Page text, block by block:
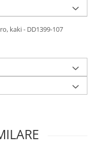
kaki - DD1399-107